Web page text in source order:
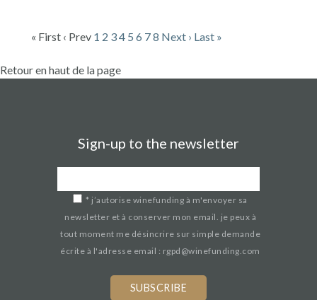
« First ‹ Prev 1 2 34 56 78 Next › Last »
Retour en haut de la page
Sign-up to the newsletter
* j’autorise winefunding à m'envoyer sa
newsletter et à conserver mon email. je peux à
tout moment me désincrire sur simple demande
écrite à l'adresse email : rgpd@winefunding.com